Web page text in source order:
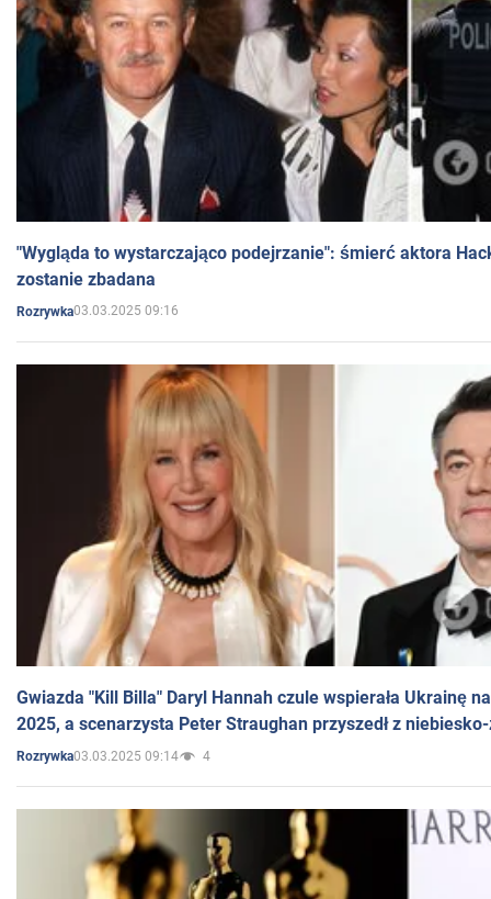
"Wygląda to wystarczająco podejrzanie": śmierć aktora
zostanie zbadana
Rozrywka03.03.2025 09:16
Gwiazda "Kill Billa" Daryl Hannah czule wspierała Ukrainę
2025, a scenarzysta Peter Straughan przyszedł z
Rozrywka03.03.2025 09:14 4